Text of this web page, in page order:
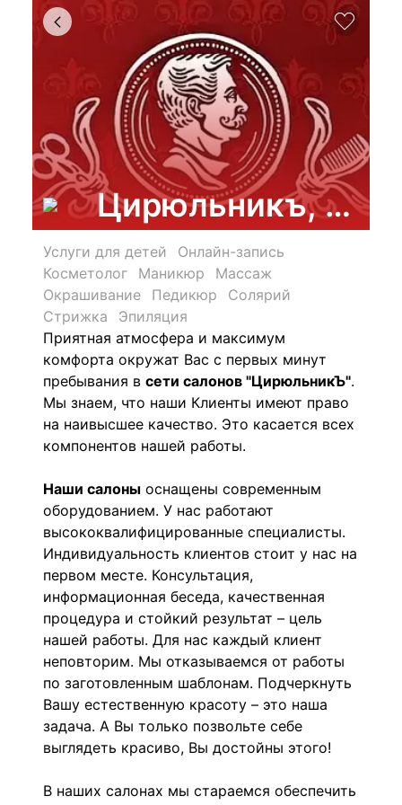
Цирюльникъ,
Услуги для детей
Онлайн-запись
Косметолог
Маникюр
Массаж
Окрашивание
Педикюр
Солярий
Стрижка
Эпиляция
Приятная атмосфера и максимум
комфорта окружат Вас с первых минут
пребывания в сети салонов "ЦирюльникЪ".
Мы знаем, что наши Клиенты имеют право
на наивысшее качество. Это касается всех
компонентов нашей работы.
Наши салоны оснащены современным
оборудованием. У нас работают
высококвалифицированные специалисты.
Индивидуальность клиентов стоит у нас на
первом месте. Консультация,
информационная беседа, качественная
процедура и стойкий результат – цель
нашей работы. Для нас каждый клиент
неповторим. Мы отказываемся от работы
по заготовленным шаблонам. Подчеркнуть
Вашу естественную красоту – это наша
задача. А Вы только позвольте себе
выглядеть красиво, Вы достойны этого!
В наших салонах мы стараемся обеспечить